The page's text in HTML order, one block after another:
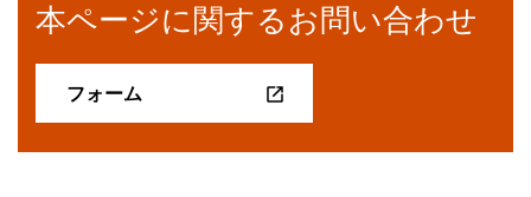
本ページに関するお問い合わせ
フォーム